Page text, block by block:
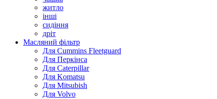
житло
інші
сидіння
дріт
Масляний фільтр
Для Cummins Fleetguard
Для Перкінса
Для Caterpillar
Для Komatsu
Для Mitsubish
Для Volvo